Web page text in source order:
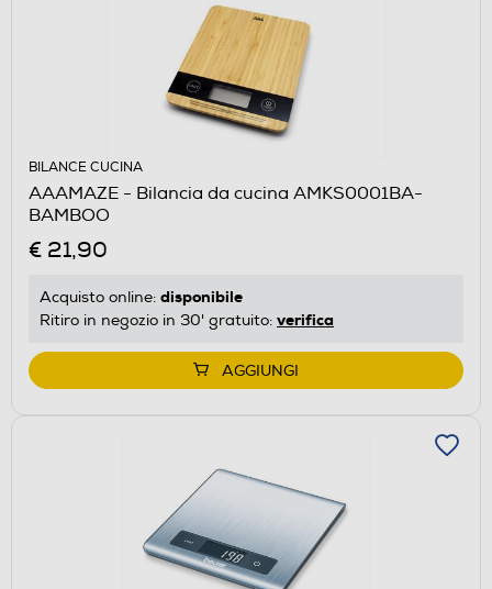
BILANCE CUCINA
AAAMAZE - Bilancia da cucina AMKS0001BA-
BAMBOO
€ 21,90
Acquisto online: disponibile
Ritiro in negozio in 30' gratuito: verifica
AGGIUNGI